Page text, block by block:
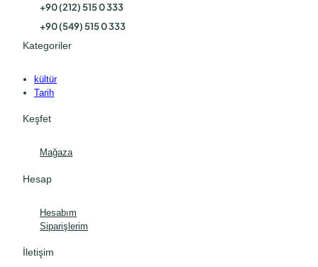
+90 (212) 515 0 333
+90 (549) 515 0 333
Kategoriler
kültür
Tarih
Keşfet
Mağaza
Hesap
Hesabım
Siparişlerim
İletişim